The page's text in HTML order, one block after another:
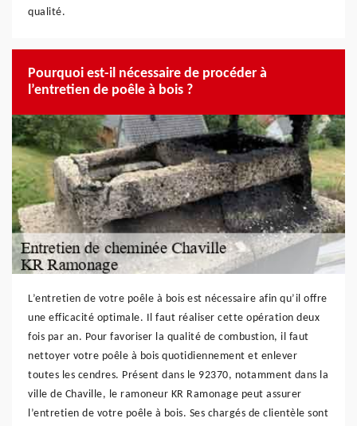
qualité.
Pourquoi est-il nécessaire de procéder à
l’entretien de poêle à bois ?
L’entretien de votre poêle à bois est nécessaire afin qu’il offre
une efficacité optimale. Il faut réaliser cette opération deux
fois par an. Pour favoriser la qualité de combustion, il faut
nettoyer votre poêle à bois quotidiennement et enlever
toutes les cendres. Présent dans le 92370, notamment dans la
ville de Chaville, le ramoneur KR Ramonage peut assurer
l’entretien de votre poêle à bois. Ses chargés de clientèle sont